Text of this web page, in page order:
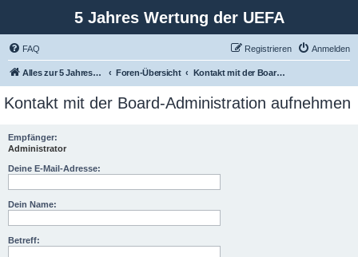
5 Jahres Wertung der UEFA
FAQ Anmelden
Registrieren
Alles zur 5 Jahreswertung / Tabelle der UEFA mit vielen Statistiken. Foren-Übersicht Kontakt mit der Board-Administration aufnehmen
Kontakt mit der Board-Administration aufnehmen
Empfänger:
Administrator
Deine E-Mail-Adresse:
Dein Name:
Betreff: